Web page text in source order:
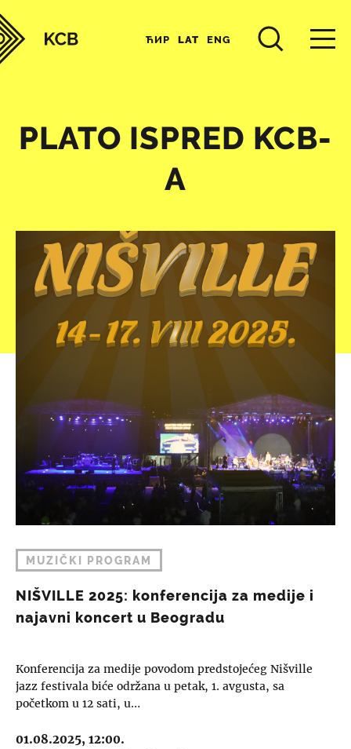
ЋИР LAT ENG
PLATO ISPRED KCB-
A
MUZIČKI PROGRAM
NIŠVILLE 2025: konferencija za medije i
najavni koncert u Beogradu
Konferencija za medije povodom predstojećeg Nišville
jazz festivala biće održana u petak, 1. avgusta, sa
početkom u 12 sati, u…
01.08.2025, 12:00.